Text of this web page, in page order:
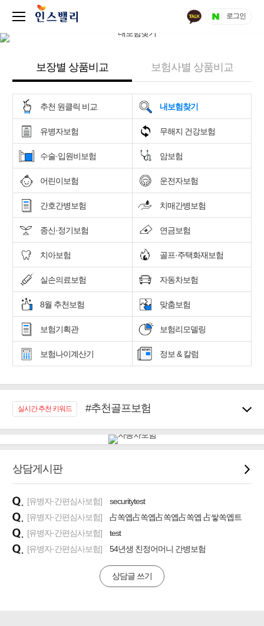
로그인
보장별 상품비교 보험사별 상품비교
추천 원클릭 비교 내보험찾기
유병자보험 무해지 건강보험
수술·입원비보험 암보험
어린이보험 운전자보험
간호간병보험 치매간병보험
종신·정기보험 연금보험
치아보험 골프·주택화재보험
실손의료보험 자동차보험
8월 추천보험 맞춤보험
보험기획관 보험리모델링
보험나이계산기 정보 & 칼럼
실시간 추천 키워드
#추천골프보험
#노후대비 연금재테크!
#교통사고대비 운전자보험
#무해지 건강보험
#바뀌기전에 4세대 가입
상담게시판
[유병자·간편심사보험]
securitytest
[유병자·간편심사보험]
占쏙옙占쏙옙占쏙옙占쏙옙 占쌓쏙옙트
[유병자·간편심사보험]
test
[유병자·간편심사보험]
54년생 친정어머니 간병보험
상담글 쓰기